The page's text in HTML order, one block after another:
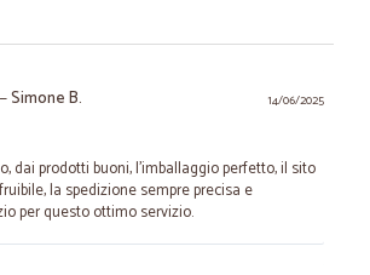
14/06/2025
—Simone B.
dai prodotti buoni, l'imballaggio perfetto, il sito
la spedizione sempre precisa e
per questo ottimo servizio.